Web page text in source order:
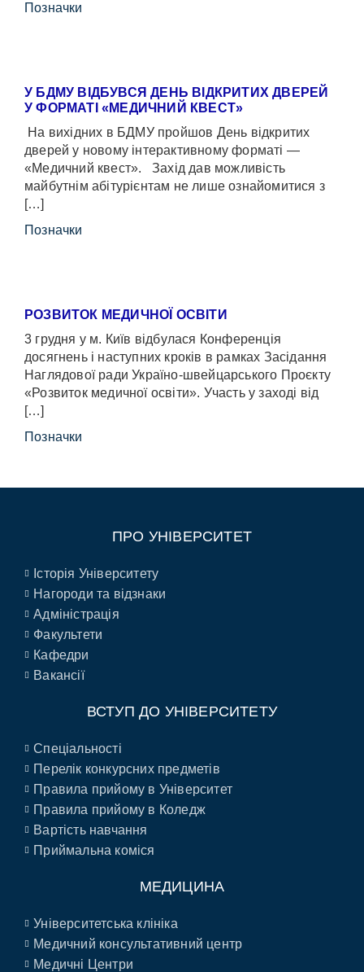
Позначки
У БДМУ ВІДБУВСЯ ДЕНЬ ВІДКРИТИХ ДВЕРЕЙ
У ФОРМАТІ «МЕДИЧНИЙ КВЕСТ»
На вихідних в БДМУ пройшов День відкритих
дверей у новому інтерактивному форматі —
«Медичний квест». Захід дав можливість
майбутнім абітурієнтам не лише ознайомитися з
[…]
Позначки
РОЗВИТОК МЕДИЧНОЇ ОСВІТИ
3 грудня у м. Київ відбулася Конференція
досягнень і наступних кроків в рамках Засідання
Наглядової ради Україно-швейцарського Проєкту
«Розвиток медичної освіти». Участь у заході від
[…]
Позначки
ПРО УНІВЕРСИТЕТ
Історія Університету
Нагороди та відзнаки
Адміністрація
Факультети
Кафедри
Вакансії
ВСТУП ДО УНІВЕРСИТЕТУ
Спеціальності
Перелік конкурсних предметів
Правила прийому в Університет
Правила прийому в Коледж
Вартість навчання
Приймальна коміся
МЕДИЦИНА
Університетська клініка
Медичний консультативний центр
Медичні Центри